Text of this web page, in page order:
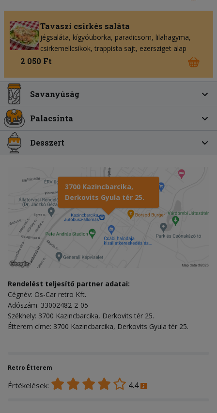
Tavaszi csirkés saláta
jégsaláta kígyóuborka paradicsom lilahagyma
csirkemellcsíkok trappista sajt ezersziget alap
2 050 Ft
Savanyúság
Palacsinta
Desszert
3700 Kazincbarcika,
Derkovits Gyula tér 25.
Rendelést teljesítő partner adatai:
Cégnév: Os-Car retro Kft.
Adószám: 33002482-2-05
Székhely: 3700 Kazincbarcika, Derkovits tér 25.
Étterem címe: 3700 Kazincbarcika, Derkovits Gyula tér 25.
Retro Étterem
Értékelések: 4.4